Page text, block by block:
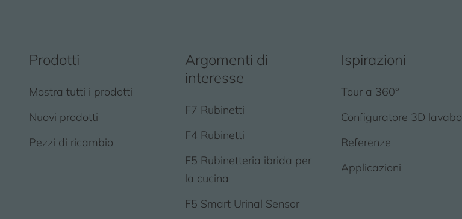
Prodotti
Mostra tutti i prodotti
Nuovi prodotti
Pezzi di ricambio
Argomenti di
interesse
F7 Rubinetti
F4 Rubinetti
F5 Rubinetteria ibrida per
la cucina
F5 Smart Urinal Sensor
Ispirazioni
Tour a 360°
Configuratore 3D lavabo
Referenze
Applicazioni